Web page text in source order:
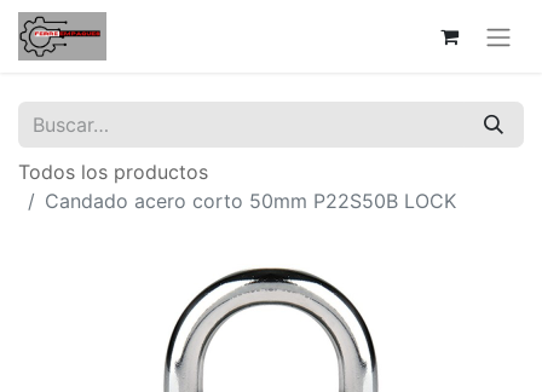
Todos los productos
Candado acero corto 50mm P22S50B LOCK